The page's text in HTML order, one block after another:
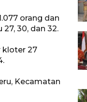
orang dan
30, dan 32.
kloter 27
Kecamatan